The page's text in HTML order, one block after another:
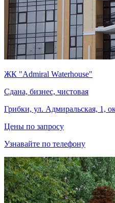
ЖК "Admiral Waterhouse"
Сдана, бизнес, чистовая
Грибки, ул. Адмиральская, 1,
Цены по запросу
Узнавайте по телефону